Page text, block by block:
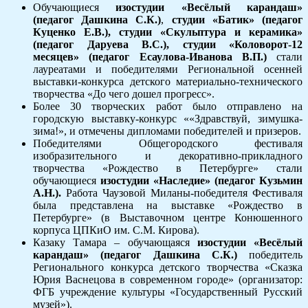
Обучающиесяизостудии «Весёлый карандаш»
(педагог Дашкина С.К.), студии «Батик»
(педагог
Куценко Е.В.), студии «Скульптура и керамика»
(педагог Даруева В.С.), студии «Коловорот-12
месяцев» (педагог Есаулова-Иванова В.П.)стали
лауреатами и победителями Региональной осенней
выставки-конкурса детского материально-технического
творчества «До чего дошел прогресс».
Более 30 творческих работ было отправлено на
городскую выставку-конкурс ««Здравствуй, зимушка-
зима!», и отмечены дипломами победителей и призеров.
Победителями Общегородского фестиваля
изобразительного и декоративно-прикладного
творчества «Рождество в Петербурге» стали
обучающиеся изостудии «Наследие» (педагог Кузьмин
А.Н.). Работа Чаузовой Миланы-победителя Фестиваля
была представлена на выставке «Рождество в
Петербурге» (в Выставочном центре Конюшенного
корпуса ЦПКиО им. С.М. Кирова).
Казаку Тамара – обучающаяся изостудии «Весёлый
карандаш» (педагог Дашкина С.К.)победитель
Регионального конкурса детского творчества «Сказка
Юрия Васнецова в современном городе» (организатор:
ФГБ учреждение культуры «Государственный Русский
музей»).